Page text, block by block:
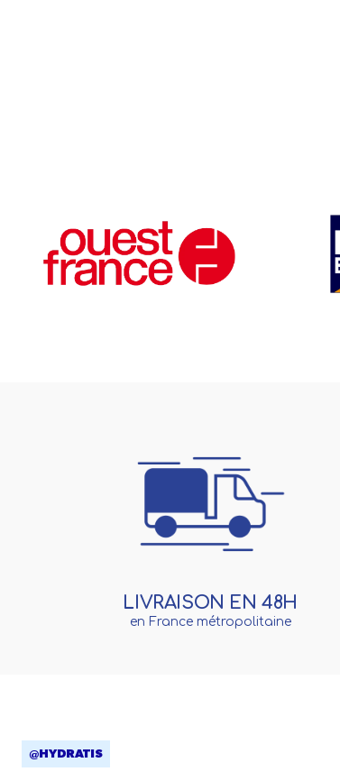
LIVRAISON EN 48H
en France métropolitaine
@HYDRATIS